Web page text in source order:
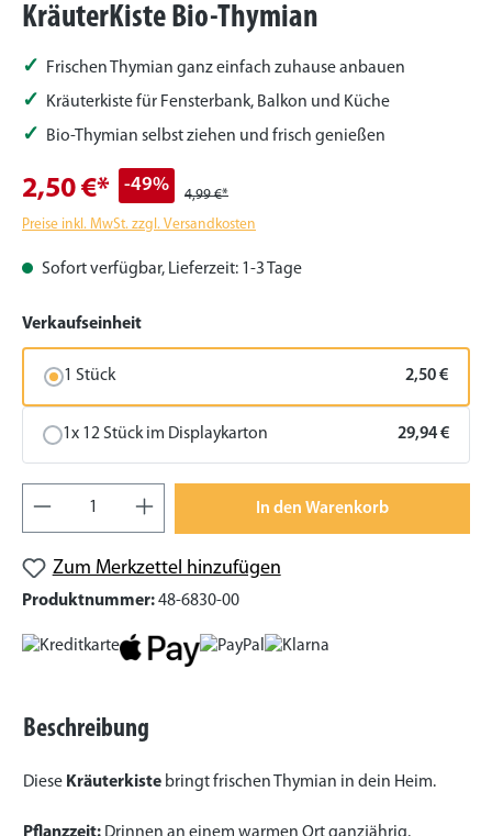
KräuterKiste Bio-Thymian
Frischen Thymian ganz einfach zuhause anbauen
Kräuterkiste für Fensterbank, Balkon und Küche
Bio-Thymian selbst ziehen und frisch genießen
2,50 €* -49% 4,99 €*
Preise inkl. MwSt. zzgl. Versandkosten
Sofort verfügbar, Lieferzeit: 1-3 Tage
Verkaufseinheitauswählen
1 Stück 2,50 €
1x 12 Stück im Displaykarton 29,94 €
Produkt Anzahl: Gib den gewünschten
In den Warenkorb
Zum Merkzettel hinzufügen
Produktnummer:48-6830-00
Beschreibung
Diese Kräuterkiste bringt frischen Thymian in dein Heim.